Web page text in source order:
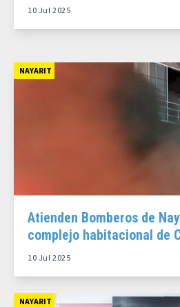
10 Jul 2025
NAYARIT
Atienden Bomberos de
complejo habitacional de
10 Jul 2025
NAYARIT